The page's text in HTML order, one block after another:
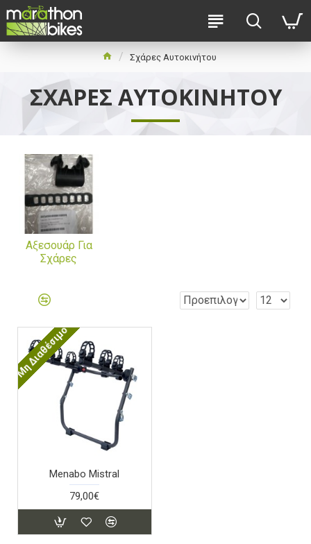
Σχάρες Αυτοκινήτου
ΣΧΆΡΕΣ ΑΥΤΟΚΙΝΉΤΟΥ
Αξεσουάρ Για
Σχάρες
Μη Διαθέσιμο
Menabo Mistral
79,00€